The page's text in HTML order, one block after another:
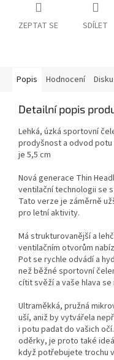
ZEPTAT SE SDÍLET
Popis Hodnocení
Detailní popis
Lehká, úzká sportovní
prodyšnost a odvod potu
je 5,5 cm
Nová generace Thin
ventilační technologii se
Tato verze je záměrně
pro letní aktivity.
Má strukturovanější a
ventilačním otvorům
Pot se rychle odvádí a
než běžné sportovní
cítit svěží a vaše hlava
Ultraměkká, pružná
uší, aniž by vytvářela
i potu padat do vašich
oděrky, je proto také
když potřebujete trochu